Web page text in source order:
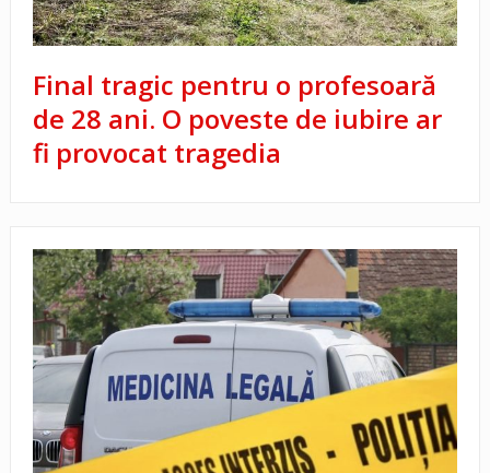
Final tragic pentru o profesoară
de 28 ani. O poveste de iubire ar
fi provocat tragedia